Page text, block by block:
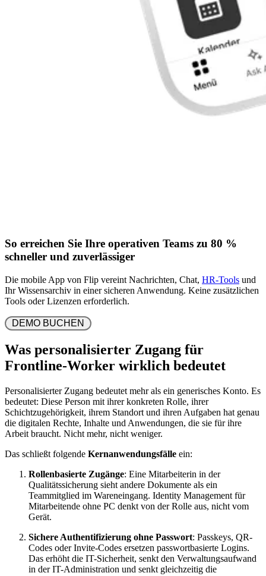
So erreichen Sie Ihre operativen Teams zu 80 %
schneller und zuverlässiger
Die mobile App von Flip vereint Nachrichten, Chat, HR-Tools und
Ihr Wissensarchiv in einer sicheren Anwendung. Keine zusätzlichen
Tools oder Lizenzen erforderlich.
Was personalisierter Zugang für
Frontline-Worker wirklich bedeutet
Personalisierter Zugang bedeutet mehr als ein generisches Konto. Es
bedeutet: Diese Person mit ihrer konkreten Rolle, ihrer
Schichtzugehörigkeit, ihrem Standort und ihren Aufgaben hat genau
die digitalen Rechte, Inhalte und Anwendungen, die sie für ihre
Arbeit braucht. Nicht mehr, nicht weniger.
Das schließt folgende Kernanwendungsfälle ein:
Rollenbasierte Zugänge: Eine Mitarbeiterin in der
Qualitätssicherung sieht andere Dokumente als ein
Teammitglied im Wareneingang. Identity Management für
Mitarbeitende ohne PC denkt von der Rolle aus, nicht vom
Gerät.
Sichere Authentifizierung ohne Passwort: Passkeys, QR-
Codes oder Invite-Codes ersetzen passwortbasierte Logins.
Das erhöht die IT-Sicherheit, senkt den Verwaltungsaufwand
in der IT-Administration und senkt gleichzeitig die